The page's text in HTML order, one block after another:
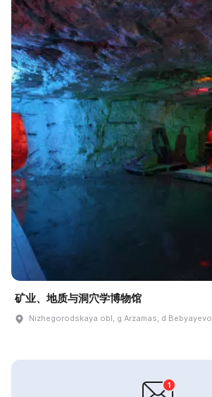
矿业、地质与洞穴学博物馆
Nizhegorodskaya obl, g Arzamas, d Bebyayevo